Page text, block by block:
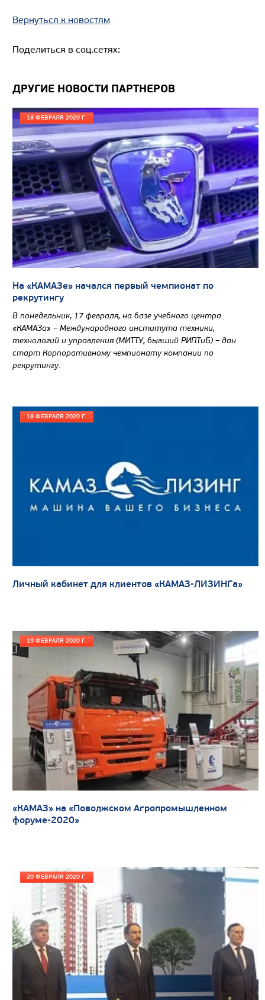
Производитель
Экологический класс
Грузоподъемность, кг
Вместимость кузова, м3
Направление разгрузки
Колесная формула
Узнать цену
САМОСВАЛ КАМАЗ-65801
Грузоподъемность, кг
Направление разгрузки
Колесная формула
Узнать цену
Вернуться к новостям
Поделиться в соц.сетях:
ДРУГИЕ НОВОСТИ ПАРТНЕРОВ
18 ФЕВРАЛЯ 2020 Г.
На «КАМАЗе» начался первый чемпионат по
рекрутингу
В понедельник, 17 февраля, на базе учебного центра
«КАМАЗа» – Международного института техники,
технологий и управления (МИТТУ, бывший РИПТиБ) – дан
старт Корпоративному чемпионату компании по
рекрутингу.
18 ФЕВРАЛЯ 2020 Г.
Личный кабинет для клиентов «КАМАЗ-ЛИЗИНГа»
19 ФЕВРАЛЯ 2020 Г.
«КАМАЗ» на «Поволжском Агропромышленном
форуме-2020»
20 ФЕВРАЛЯ 2020 Г.